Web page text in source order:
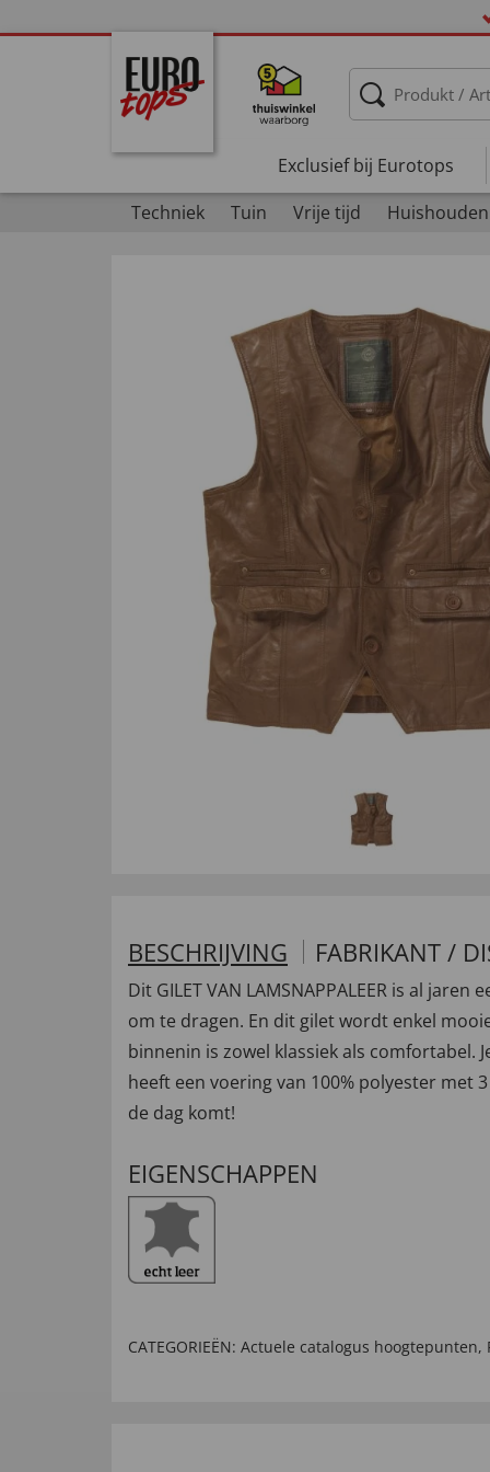
Exclusief bij Eurotops
Techniek
Tuin Vrije tijd
BESCHRIJVING FABRIKANT /
Dit GILET VAN LAMSNAPPALEER is al
om te dragen. En dit gilet wordt enkel
binnenin is zowel klassiek als comfortabel.
heeft een voering van 100% polyester met
de dag komt!
EIGENSCHAPPEN
CATEGORIEËN: Actuele catalogus hoogtepunten,